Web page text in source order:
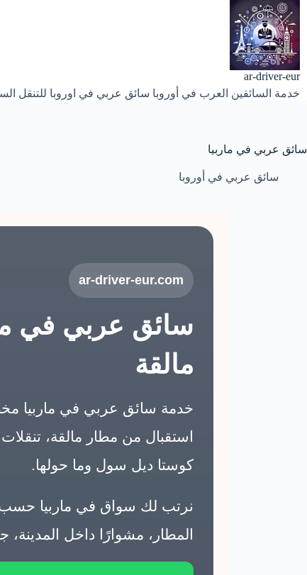
التجاوز
إلى
المحتوى
ar-driver-eur
خدمة السائقين العرب في أوروبا سائق عربي في اوروبا للتنقل
سائق عربي في ماربيا
سائق عربي في أوروبا
ar-driver-eur.com
سائق عربي في
مالقة
خدمة سائق عربي في ماربيا
استقبال من مطار مالقة،
كوستا ديل سول وما حولها.
نرتب لك سواق في ماربيا حسب
المطار، مشوارًا داخل